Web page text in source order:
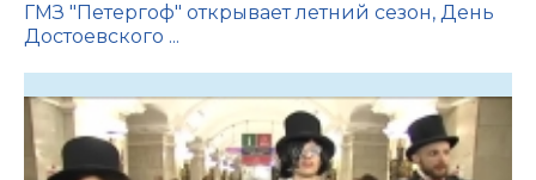
ГМЗ "Петергоф" открывает летний сезон, День
Достоевского ...